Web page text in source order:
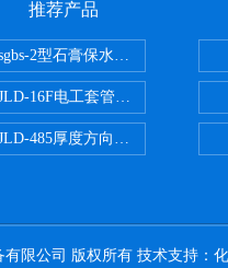
推荐产品
2型石膏保水率测定仪粉刷
16F电工套管恒温水浴管材
485厚度方向性钢板拉伸试验
限公司 版权所有 技术支持：